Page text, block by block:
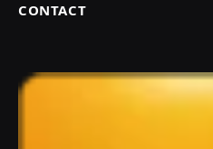
CONTACT